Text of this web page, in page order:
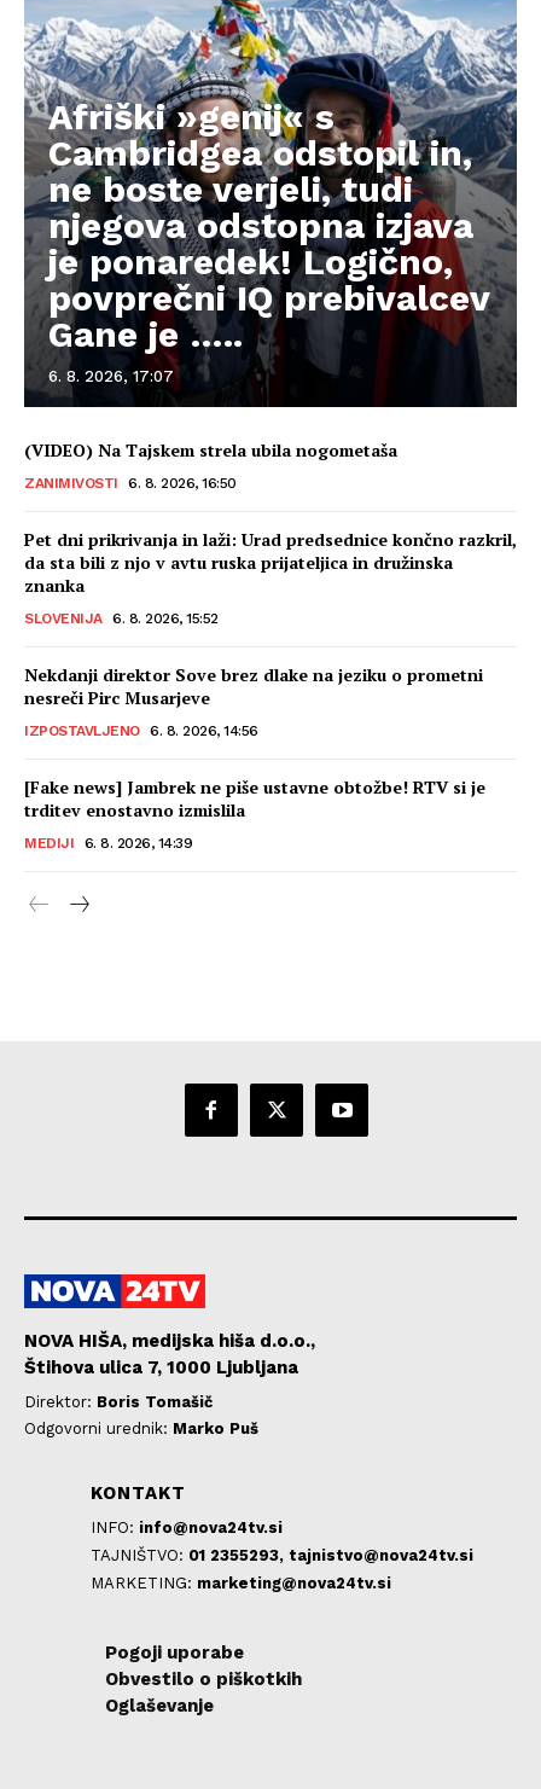
Afriški »genij« s
Cambridgea odstopil in,
ne boste verjeli, tudi
njegova odstopna izjava
je ponaredek! Logično,
povprečni IQ prebivalcev
Gane je …..
6. 8. 2026, 17:07
(VIDEO) Na Tajskem strela ubila nogometaša
ZANIMIVOSTI 6. 8. 2026, 16:50
Pet dni prikrivanja in laži: Urad predsednice končno razkril,
da sta bili z njo v avtu ruska prijateljica in družinska
znanka
SLOVENIJA 6. 8. 2026, 15:52
Nekdanji direktor Sove brez dlake na jeziku o prometni
nesreči Pirc Musarjeve
IZPOSTAVLJENO 6. 8. 2026, 14:56
[Fake news] Jambrek ne piše ustavne obtožbe! RTV si je
trditev enostavno izmislila
MEDIJI 6. 8. 2026, 14:39
NOVA HIŠA, medijska hiša d.o.o.,
Štihova ulica 7, 1000 Ljubljana
Direktor: Boris Tomašič
Odgovorni urednik: Marko Puš
KONTAKT
INFO: info@nova24tv.si
TAJNIŠTVO: 01 2355293, tajnistvo@nova24tv.si
MARKETING: marketing@nova24tv.si
Pogoji uporabe
Obvestilo o piškotkih
Oglaševanje